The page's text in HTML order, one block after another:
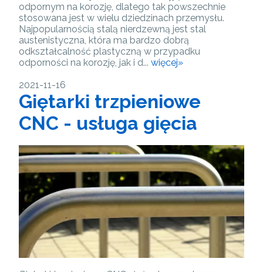
odpornym na korozję, dlatego tak powszechnie
stosowana jest w wielu dziedzinach przemysłu.
Najpopularnością stalą nierdzewną jest stal
austenistyczna, która ma bardzo dobrą
odkształcalność plastyczną w przypadku
odporności na korozję, jak i d... więcej»
2021-11-16
Giętarki trzpieniowe
CNC - usługa gięcia